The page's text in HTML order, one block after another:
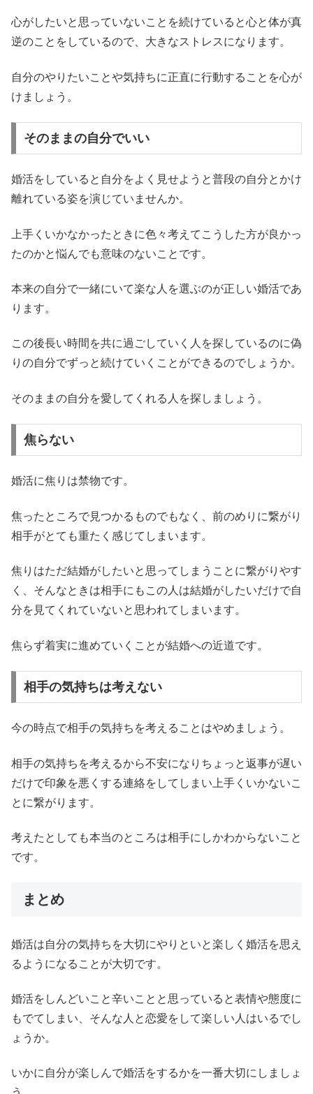
心がしたいと思っていないことを続けていると心と体が真
逆のことをしているので、大きなストレスになります。
自分のやりたいことや気持ちに正直に行動することを心が
けましょう。
そのままの自分でいい
婚活をしていると自分をよく見せようと普段の自分とかけ
離れている姿を演じていませんか。
上手くいかなかったときに色々考えてこうした方が良かっ
たのかと悩んでも意味のないことです。
本来の自分で一緒にいて楽な人を選ぶのが正しい婚活であ
ります。
この後長い時間を共に過ごしていく人を探しているのに偽
りの自分でずっと続けていくことができるのでしょうか。
そのままの自分を愛してくれる人を探しましょう。
焦らない
婚活に焦りは禁物です。
焦ったところで見つかるものでもなく、前のめりに繋がり
相手がとても重たく感じてしまいます。
焦りはただ結婚がしたいと思ってしまうことに繋がりやす
く、そんなときは相手にもこの人は結婚がしたいだけで自
分を見てくれていないと思われてしまいます。
焦らず着実に進めていくことが結婚への近道です。
相手の気持ちは考えない
今の時点で相手の気持ちを考えることはやめましょう。
相手の気持ちを考えるから不安になりちょっと返事が遅い
だけで印象を悪くする連絡をしてしまい上手くいかないこ
とに繋がります。
考えたとしても本当のところは相手にしかわからないこと
です。
まとめ
婚活は自分の気持ちを大切にやりといと楽しく婚活を思え
るようになることが大切です。
婚活をしんどいこと辛いことと思っていると表情や態度に
もでてしまい、そんな人と恋愛をして楽しい人はいるでし
ょうか。
いかに自分が楽しんで婚活をするかを一番大切にしましょ